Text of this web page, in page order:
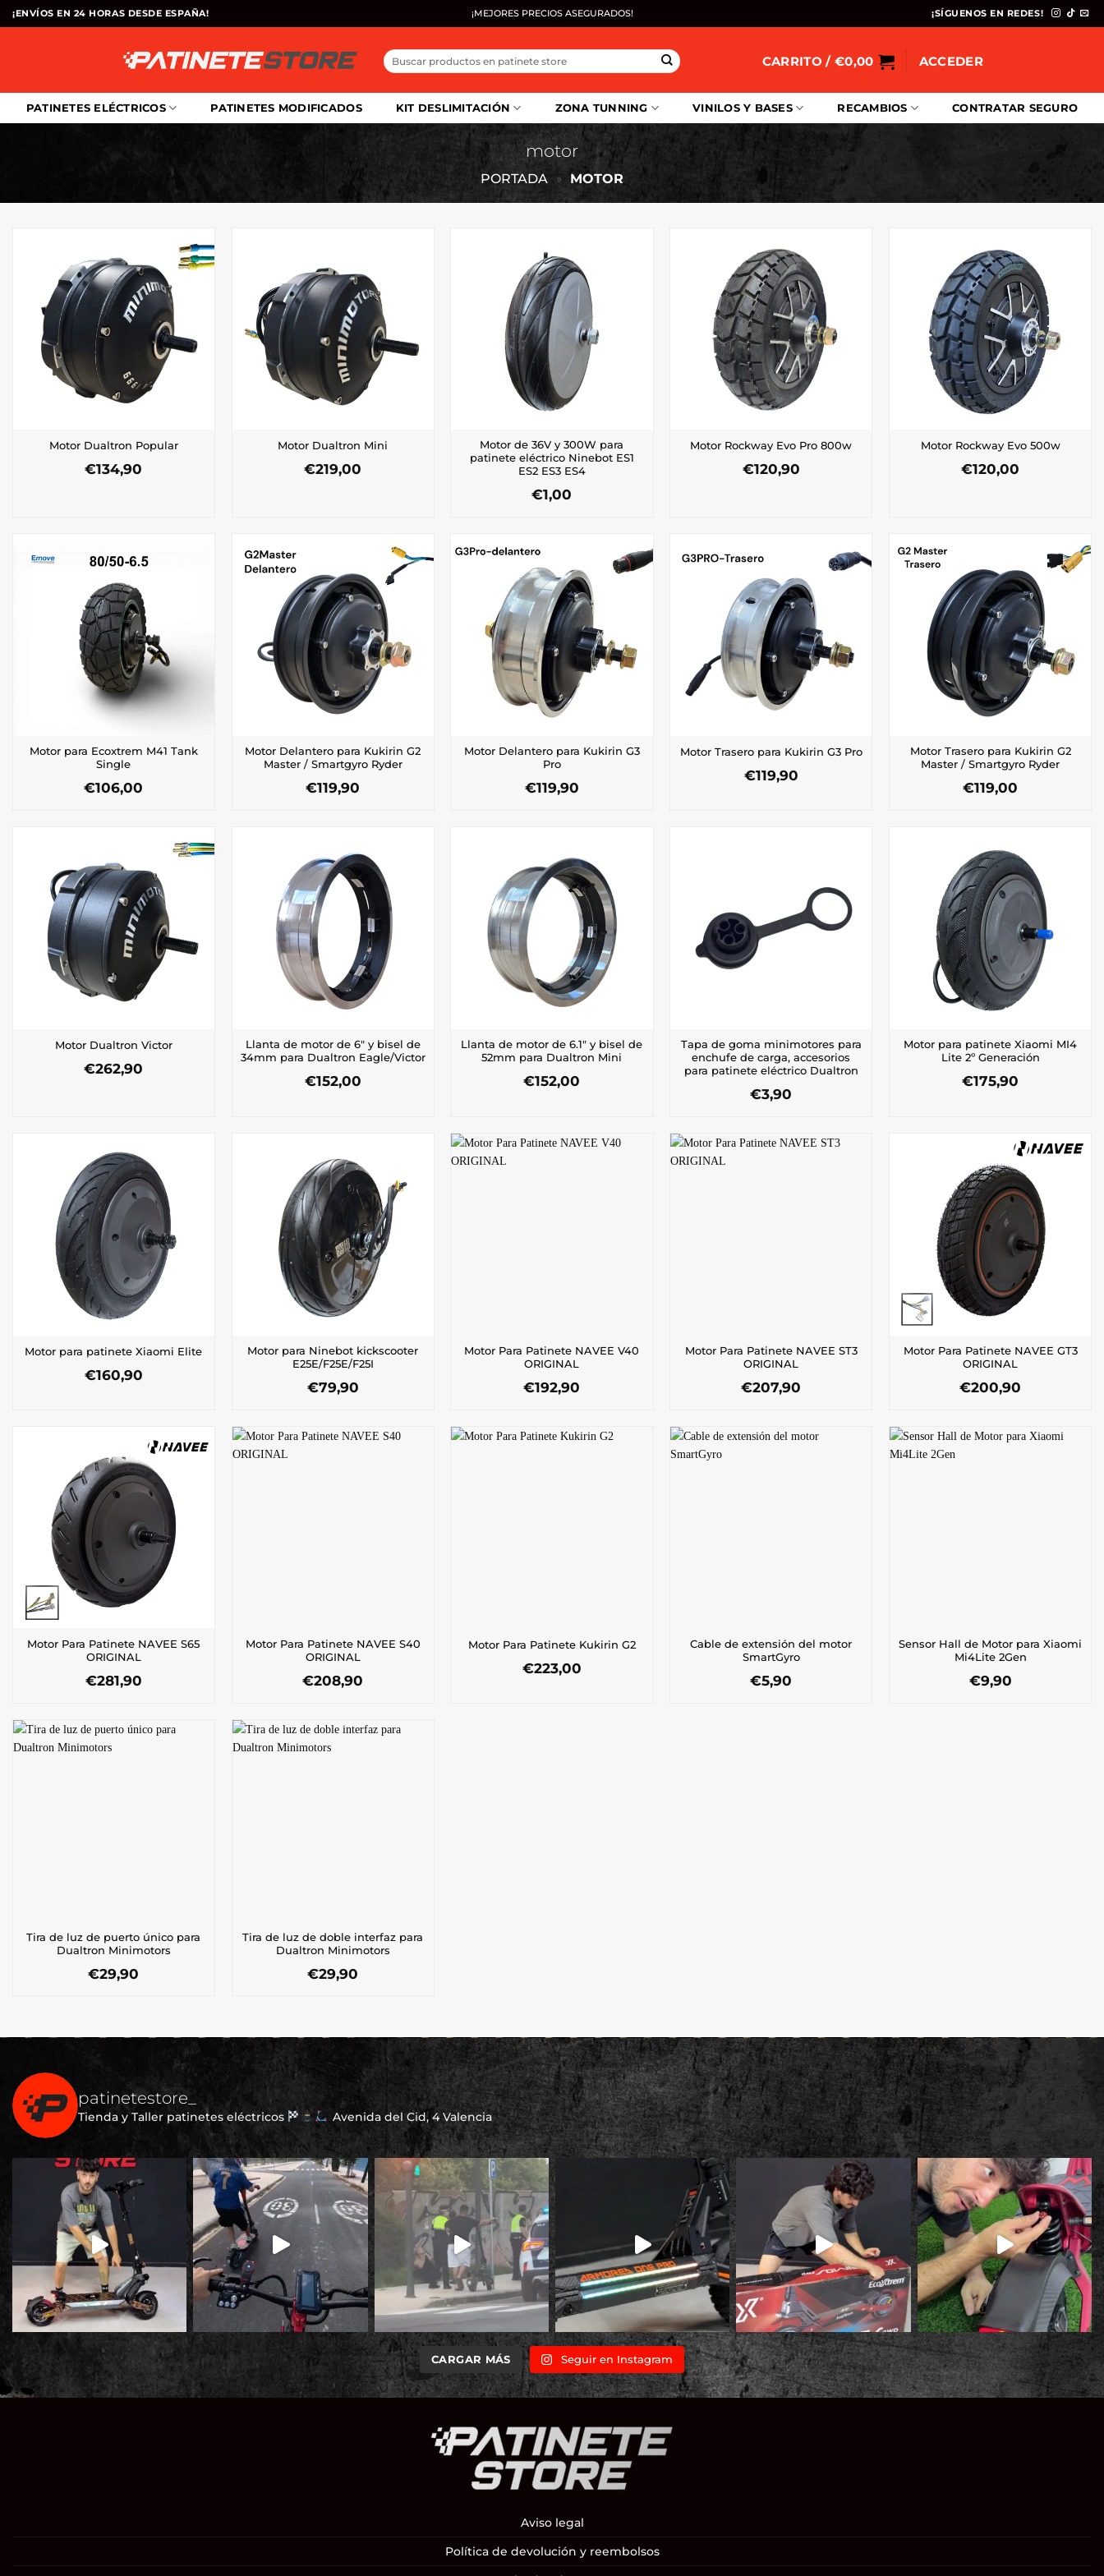
Saltar
al
¡ENVÍOS EN 24 HORAS DESDE ESPAÑA! ¡MEJORES PRECIOS ASEGURADOS! ¡SÍGUENOS EN REDES!
Buscar
por:
CARRITO / €0,00 ACCEDER
PATINETES ELÉCTRICOS PATINETES MODIFICADOS KIT DESLIMITACIÓN ZONA TUNNING VINILOS Y BASES RECAMBIOS CONTRATAR SEGURO
motor
PORTADA » MOTOR
Motor Dualtron Popular
€134,90
Motor Dualtron Mini
€219,00
Motor de 36V y 300W para
patinete eléctrico Ninebot ES1
ES2 ES3 ES4
€1,00
Motor Rockway Evo Pro 800w
€120,90
Motor Rockway Evo 500w
€120,00
Motor para Ecoxtrem M41 Tank
Single
€106,00
Motor Delantero para Kukirin G2
Master / Smartgyro Ryder
€119,90
Motor Delantero para Kukirin G3
Pro
€119,90
Motor Trasero para Kukirin G3 Pro
€119,90
Motor Trasero para Kukirin G2
Master / Smartgyro Ryder
€119,00
Motor Dualtron Victor
€262,90
Llanta de motor de 6″ y bisel de
34mm para Dualtron Eagle/Victor
€152,00
Llanta de motor de 6.1″ y bisel de
52mm para Dualtron Mini
€152,00
Tapa de goma minimotores para
enchufe de carga, accesorios
para patinete eléctrico Dualtron
€3,90
Motor para patinete Xiaomi MI4
Lite 2º Generación
€175,90
Motor para patinete Xiaomi Elite
€160,90
Motor para Ninebot kickscooter
E25E/F25E/F25I
€79,90
Motor Para Patinete NAVEE V40
ORIGINAL
€192,90
Motor Para Patinete NAVEE ST3
ORIGINAL
€207,90
Motor Para Patinete NAVEE GT3
ORIGINAL
€200,90
Motor Para Patinete NAVEE S65
ORIGINAL
€281,90
Motor Para Patinete NAVEE S40
ORIGINAL
€208,90
Motor Para Patinete Kukirin G2
€223,00
Cable de extensión del motor
SmartGyro
€5,90
Sensor Hall de Motor para Xiaomi
Mi4Lite 2Gen
€9,90
Tira de luz de puerto único para
Dualtron Minimotors
€29,90
Tira de luz de doble interfaz para
Dualtron Minimotors
€29,90
patinetestore_
Tienda y Taller patinetes eléctricos Avenida del Cid, 4 Valencia
CARGAR MÁS Seguir en Instagram
Aviso legal
Política de devolución y reembolsos